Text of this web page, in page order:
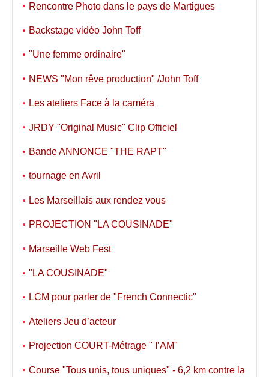
Rencontre Photo dans le pays de Martigues
Backstage vidéo John Toff
"Une femme ordinaire"
NEWS "Mon rêve production" /John Toff
Les ateliers Face à la caméra
JRDY "Original Music" Clip Officiel
Bande ANNONCE "THE RAPT"
tournage en Avril
Les Marseillais aux rendez vous
PROJECTION "LA COUSINADE"
Marseille Web Fest
"LA COUSINADE"
LCM pour parler de "French Connectic"
Ateliers Jeu d’acteur
Projection COURT-Métrage " I’AM"
Course "Tous unis, tous uniques" - 6,2 km contre la